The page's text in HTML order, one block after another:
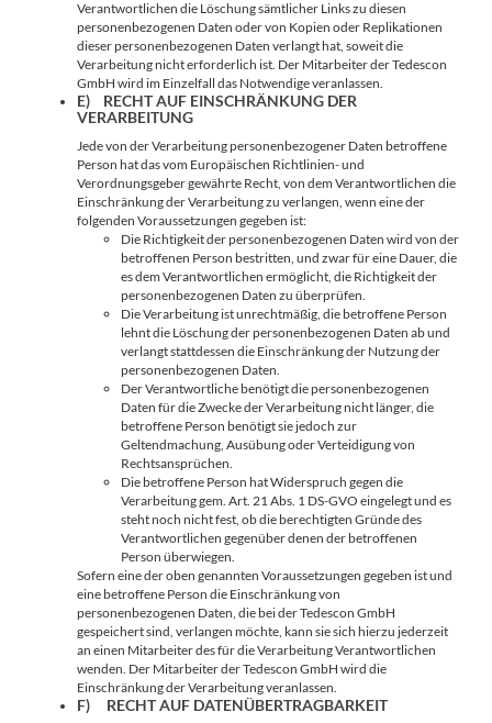
Verantwortlichen die Löschung sämtlicher Links zu diesen
personenbezogenen Daten oder von Kopien oder Replikationen
dieser personenbezogenen Daten verlangt hat, soweit die
Verarbeitung nicht erforderlich ist. Der Mitarbeiter der Tedescon
GmbH wird im Einzelfall das Notwendige veranlassen.
E) RECHT AUF EINSCHRÄNKUNG DER
VERARBEITUNG
Jede von der Verarbeitung personenbezogener Daten betroffene
Person hat das vom Europäischen Richtlinien- und
Verordnungsgeber gewährte Recht, von dem Verantwortlichen die
Einschränkung der Verarbeitung zu verlangen, wenn eine der
folgenden Voraussetzungen gegeben ist:
Die Richtigkeit der personenbezogenen Daten wird von der
betroffenen Person bestritten, und zwar für eine Dauer, die
es dem Verantwortlichen ermöglicht, die Richtigkeit der
personenbezogenen Daten zu überprüfen.
Die Verarbeitung ist unrechtmäßig, die betroffene Person
lehnt die Löschung der personenbezogenen Daten ab und
verlangt stattdessen die Einschränkung der Nutzung der
personenbezogenen Daten.
Der Verantwortliche benötigt die personenbezogenen
Daten für die Zwecke der Verarbeitung nicht länger, die
betroffene Person benötigt sie jedoch zur
Geltendmachung, Ausübung oder Verteidigung von
Rechtsansprüchen.
Die betroffene Person hat Widerspruch gegen die
Verarbeitung gem. Art. 21 Abs. 1 DS-GVO eingelegt und es
steht noch nicht fest, ob die berechtigten Gründe des
Verantwortlichen gegenüber denen der betroffenen
Person überwiegen.
Sofern eine der oben genannten Voraussetzungen gegeben ist und
eine betroffene Person die Einschränkung von
personenbezogenen Daten, die bei der Tedescon GmbH
gespeichert sind, verlangen möchte, kann sie sich hierzu jederzeit
an einen Mitarbeiter des für die Verarbeitung Verantwortlichen
wenden. Der Mitarbeiter der Tedescon GmbH wird die
Einschränkung der Verarbeitung veranlassen.
F) RECHT AUF DATENÜBERTRAGBARKEIT